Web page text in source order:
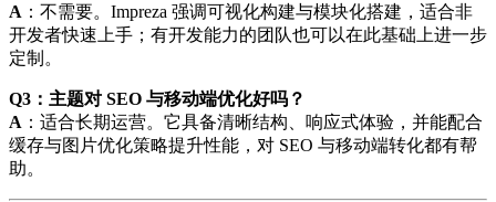
A ：不需要。Impreza 强调可视化构建与模块化搭建，适合非
开发者快速上手；有开发能力的团队也可以在此基础上进一步
定制。
Q3：主题对 SEO 与移动端优化好吗？
A ：适合长期运营。它具备清晰结构、响应式体验，并能配合
缓存与图片优化策略提升性能，对 SEO 与移动端转化都有帮
助。